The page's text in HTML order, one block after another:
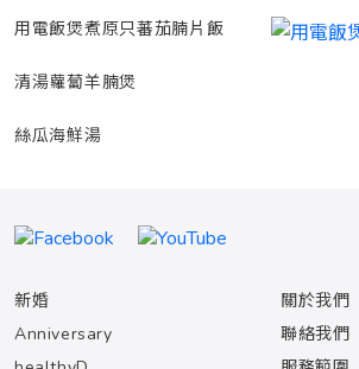
用電飯煲煮原只蕃茄腩片飯
清湯蘿蔔羊腩煲
絲瓜海鮮湯
新婚
Anniversary
關於我們
聯絡我們